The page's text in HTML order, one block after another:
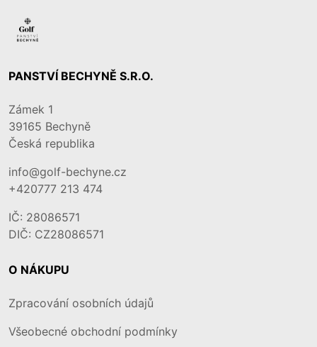
PANSTVÍ BECHYNĚ S.R.O.
Zámek 1
39165 Bechyně
Česká republika
info@golf-bechyne.cz
+420777 213 474
IČ: 28086571
DIČ: CZ28086571
O NÁKUPU
Zpracování osobních údajů
Všeobecné obchodní podmínky